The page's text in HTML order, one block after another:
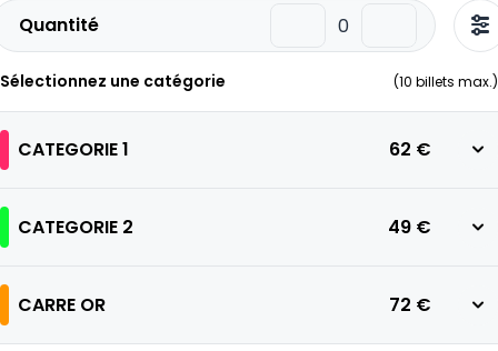
Quantité
Sélectionnez une catégorie (10 billets max.)
CATEGORIE 1 62 €
CATEGORIE 2 49 €
CARRE OR 72 €